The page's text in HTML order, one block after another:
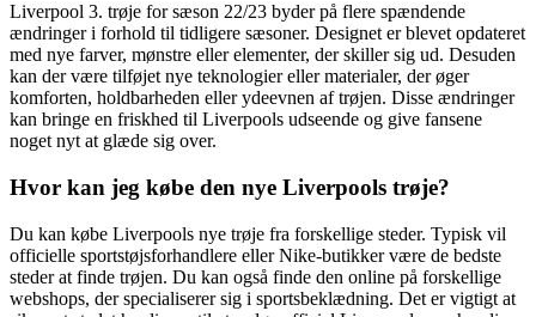
Liverpool 3. trøje for sæson 22/23 byder på flere spændende
ændringer i forhold til tidligere sæsoner. Designet er blevet opdateret
med nye farver, mønstre eller elementer, der skiller sig ud. Desuden
kan der være tilføjet nye teknologier eller materialer, der øger
komforten, holdbarheden eller ydeevnen af trøjen. Disse ændringer
kan bringe en friskhed til Liverpools udseende og give fansene
noget nyt at glæde sig over.
Hvor kan jeg købe den nye Liverpools trøje?
Du kan købe Liverpools nye trøje fra forskellige steder. Typisk vil
officielle sportstøjsforhandlere eller Nike-butikker være de bedste
steder at finde trøjen. Du kan også finde den online på forskellige
webshops, der specialiserer sig i sportsbeklædning. Det er vigtigt at